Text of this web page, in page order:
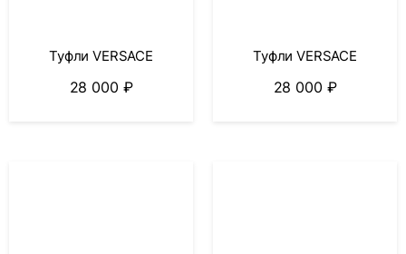
Туфли VERSACE
28 000 ₽
Туфли VERSACE
28 000 ₽